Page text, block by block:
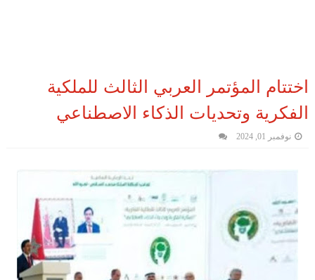
اختتام المؤتمر العربي الثالث للملكية
الفكرية وتحديات الذكاء الاصطناعي
نوفمبر 01, 2024